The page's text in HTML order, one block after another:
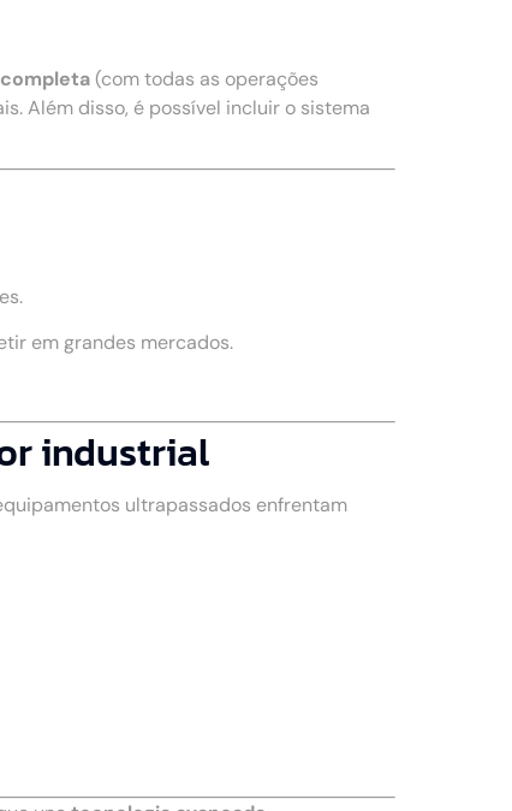
(com todas as operações
Além disso, é possível incluir o sistema
em grandes mercados.
industrial
ultrapassados enfrentam